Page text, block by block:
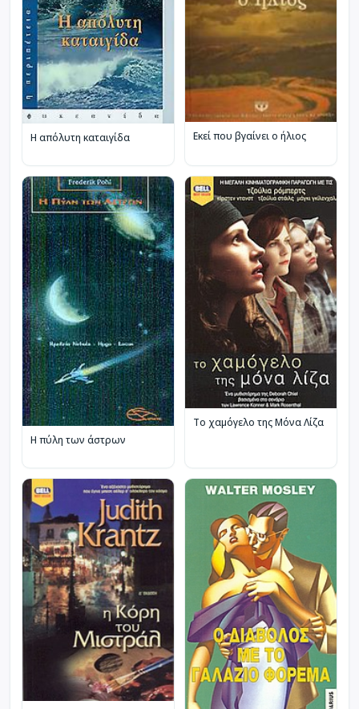
Η απόλυτη καταιγίδα Εκεί που βγαίνει ο ήλιος
Η πύλη των άστρων
Το χαμόγελο της Μόνα Λίζα